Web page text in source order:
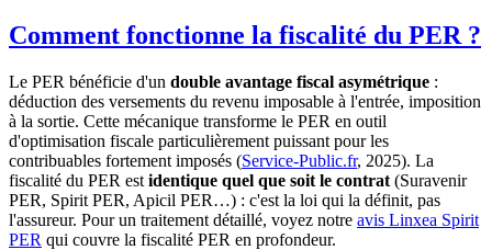
Comment fonctionne la fiscalité du PER ?
Le PER bénéficie d'un double avantage fiscal asymétrique :
déduction des versements du revenu imposable à l'entrée, imposition
à la sortie. Cette mécanique transforme le PER en outil
d'optimisation fiscale particulièrement puissant pour les
contribuables fortement imposés (Service-Public.fr, 2025). La
fiscalité du PER est identique quel que soit le contrat (Suravenir
PER, Spirit PER, Apicil PER…) : c'est la loi qui la définit, pas
l'assureur. Pour un traitement détaillé, voyez notre avis Linxea Spirit
PER qui couvre la fiscalité PER en profondeur.